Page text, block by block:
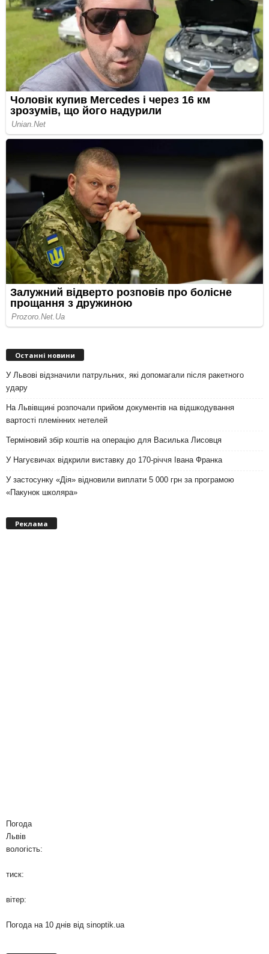
Останні новини
У Львові відзначили патрульних, які допомагали після ракетного
удару
На Львівщині розпочали прийом документів на відшкодування
вартості племінних нетелей
Терміновий збір коштів на операцію для Василька Лисовця
У Нагуєвичах відкрили виставку до 170-річчя Івана Франка
У застосунку «Дія» відновили виплати 5 000 грн за програмою
«Пакунок школяра»
Реклама
Погода
Львів
вологість:
тиск:
вітер:
Погода на 10 днів від sinoptik.ua